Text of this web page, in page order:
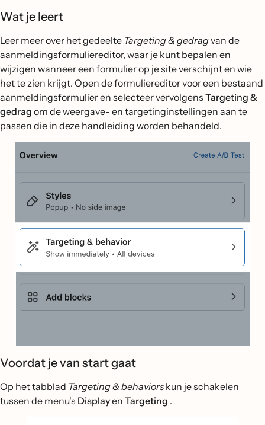
Wat je leert
Leer meer over het gedeelte Targeting & gedragvan de
aanmeldingsformuliereditor, waar je kunt bepalen en
wijzigen wanneer een formulier op je site verschijnt en wie
het te zien krijgt. Open de formuliereditor voor een bestaand
aanmeldingsformulier en selecteer vervolgens Targeting &
gedrag om de weergave- en targetinginstellingen aan te
passen die in deze handleiding worden behandeld.
Voordat je van start gaat
Op het tabblad Targeting & behaviorskun je schakelen
tussen de menu's Displayen Targeting .